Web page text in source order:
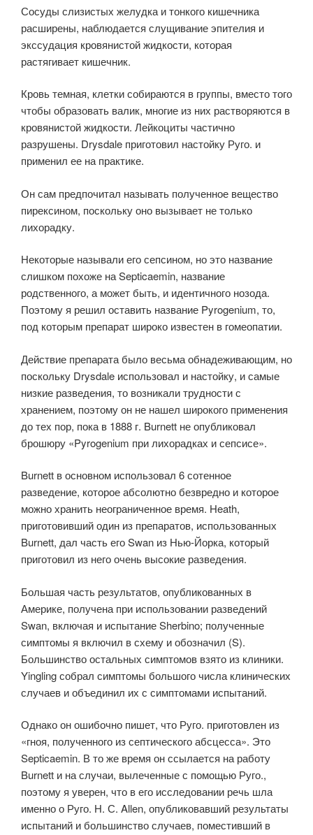
Сосуды слизистых желудка и тонкого кишечника
расширены, наблюдается слущивание эпителия и
экссудация кровянистой жидкости, которая
растягивает кишечник.
Кровь темная, клетки собираются в группы, вместо того
чтобы образовать валик, многие из них растворяются в
кровянистой жидкости. Лейкоциты частично
разрушены. Drysdale приготовил настойку Руго. и
применил ее на практике.
Он сам предпочитал называть полученное вещество
пирексином, поскольку оно вызывает не только
лихорадку.
Некоторые называли его сепсином, но это название
слишком похоже на Septicaemin, название
родственного, а может быть, и идентичного нозода.
Поэтому я решил оставить название Pyrogenium, то,
под которым препарат широко известен в гомеопатии.
Действие препарата было весьма обнадеживающим, но
поскольку Drysdale использовал и настойку, и самые
низкие разведения, то возникали трудности с
хранением, поэтому он не нашел широкого применения
до тех пор, пока в 1888 г. Burnett не опубликовал
брошюру «Pyrogenium при лихорадках и сепсисе».
Burnett в основном использовал 6 сотенное
разведение, которое абсолютно безвредно и которое
можно хранить неограниченное время. Heath,
приготовивший один из препаратов, использованных
Burnett, дал часть его Swan из Нью-Йорка, который
приготовил из него очень высокие разведения.
Большая часть результатов, опубликованных в
Америке, получена при использовании разведений
Swan, включая и испытание Sherbino; полученные
симптомы я включил в схему и обозначил (S).
Большинство остальных симптомов взято из клиники.
Yingling собрал симптомы большого числа клинических
случаев и объединил их с симптомами испытаний.
Однако он ошибочно пишет, что Руго. приготовлен из
«гноя, полученного из септического абсцесса». Это
Septicaemin. В то же время он ссылается на работу
Burnett и на случаи, вылеченные с помощью Руго.,
поэтому я уверен, что в его исследовании речь шла
именно о Руго. Н. С. Allen, опубликовавший результаты
испытаний и большинство случаев, поместивший в